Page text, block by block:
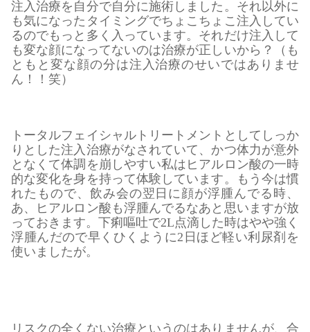
注入治療を自分で自分に施術しました。それ以外に
も気になったタイミングでちょこちょこ注入してい
るのでもっと多く入っています。それだけ注入して
も変な顔になってないのは治療が正しいから？（も
ともと変な顔の分は注入治療のせいではありませ
ん！！笑）
トータルフェイシャルトリートメントとしてしっか
りとした注入治療がなされていて、かつ体力が意外
となくて体調を崩しやすい私はヒアルロン酸の一時
的な変化を身を持って体験しています。もう今は慣
れたもので、飲み会の翌日に顔が浮腫んでる時、
あ、ヒアルロン酸も浮腫んでるなあと思いますが放
っておきます。下痢嘔吐で2L点滴した時はやや強く
浮腫んだので早くひくように2日ほど軽い利尿剤を
使いましたが。
リスクの全くない治療というのはありませんが、合